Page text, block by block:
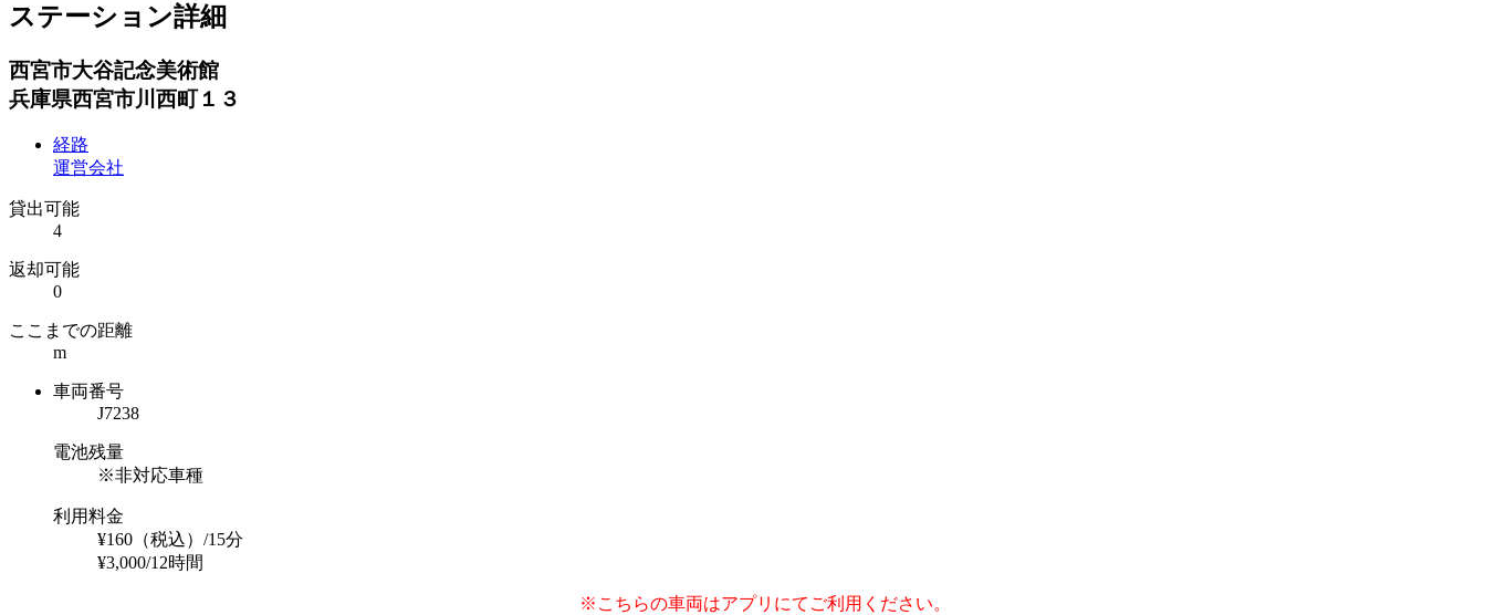
ステーション詳細
西宮市大谷記念美術館
兵庫県西宮市川西町１３
経路
運営会社
貸出可能
4
返却可能
0
ここまでの距離
m
車両番号
J7238
電池残量
※非対応車種
利用料金
¥160（税込）/15分
¥3,000/12時間
※こちらの車両はアプリにてご利用ください。